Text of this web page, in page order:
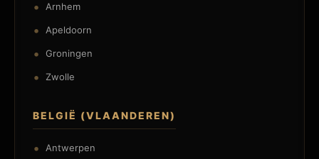
Arnhem
Apeldoorn
Groningen
Zwolle
BELGIË (VLAANDEREN)
Antwerpen